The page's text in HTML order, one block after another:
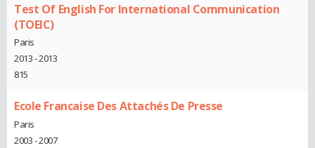
Test Of English For International Communication
(TOEIC)
Paris
2013 - 2013
815
Ecole Francaise Des Attachés De Presse
Paris
2003 - 2007